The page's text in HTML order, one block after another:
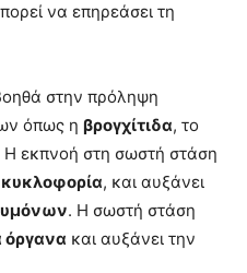
να επηρεάσει τη
στην πρόληψη
όπως η βρογχίτιδα, το
Η εκπνοή στη σωστή στάση
κυκλοφορία, και αυξάνει
. Η σωστή στάση
όργανα και αυξάνει την